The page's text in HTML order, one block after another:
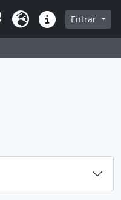
Idioma Atalhos Entrar